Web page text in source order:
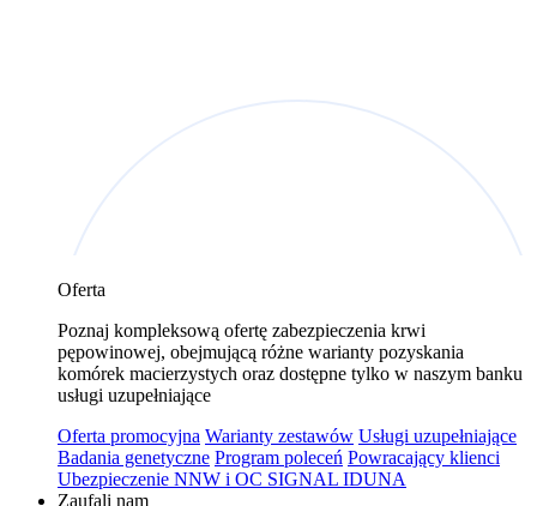
Oferta
Poznaj kompleksową ofertę zabezpieczenia krwi
pępowinowej, obejmującą różne warianty pozyskania
komórek macierzystych oraz dostępne tylko w naszym banku
usługi uzupełniające
Oferta promocyjna Warianty zestawów Usługi uzupełniające
Badania genetyczne Program poleceń Powracający klienci
Ubezpieczenie NNW i OC SIGNAL IDUNA
Zaufali nam